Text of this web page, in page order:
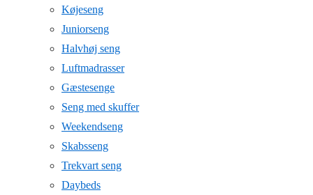
Køjeseng
Juniorseng
Halvhøj seng
Luftmadrasser
Gæstesenge
Seng med skuffer
Weekendseng
Skabsseng
Trekvart seng
Daybeds